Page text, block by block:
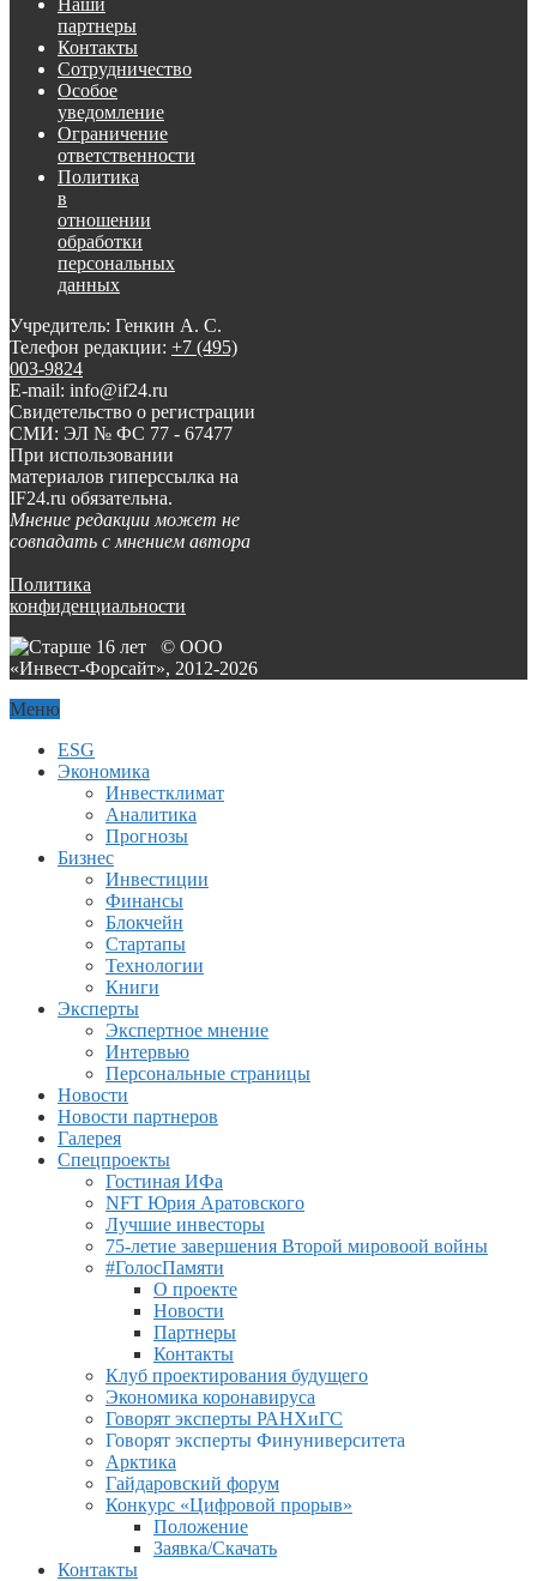
Наши
партнеры
Контакты
Сотрудничество
Особое
уведомление
Ограничение
ответственности
Политика
в
отношении
обработки
персональных
данных
Учредитель: Генкин А. С.
Телефон редакции: +7 (495)
003-9824
E-mail: info@if24.ru
Свидетельство о регистрации
СМИ: ЭЛ № ФС 77 - 67477
При использовании
материалов гиперссылка на
IF24.ru обязательна.
Мнение редакции может не
совпадать с мнением автора
Политика
конфиденциальности
© ООО
«Инвест-Форсайт», 2012-2026
Меню
ESG
Экономика
Инвестклимат
Аналитика
Прогнозы
Бизнес
Инвестиции
Финансы
Блокчейн
Стартапы
Технологии
Книги
Эксперты
Экспертное мнение
Интервью
Персональные страницы
Новости
Новости партнеров
Галерея
Спецпроекты
Гостиная ИФа
NFT Юрия Аратовского
Лучшие инвесторы
75-летие завершения Второй мировоой войны
#ГолосПамяти
О проекте
Новости
Партнеры
Контакты
Клуб проектирования будущего
Экономика коронавируса
Говорят эксперты РАНХиГС
Говорят эксперты Финуниверситета
Арктика
Гайдаровский форум
Конкурс «Цифровой прорыв»
Положение
Заявка/Скачать
Контакты